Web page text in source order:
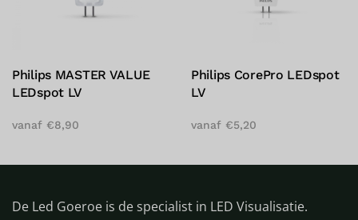
Philips MASTER VALUE
LEDspot LV
vanaf €8,90
Philips CorePro LEDspot
LV
vanaf €5,20
De Led Goeroe is de specialist in LED Visualisatie.